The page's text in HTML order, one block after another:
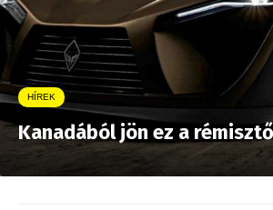
HÍREK
Kanadából jön ez a